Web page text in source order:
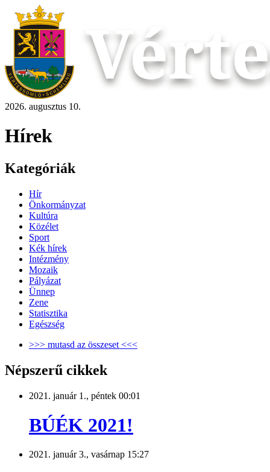
2026. augusztus 10.
Hírek
Kategóriák
Hír
Önkormányzat
Kultúra
Közélet
Sport
Kék hírek
Intézmény
Mozaik
Pályázat
Ünnep
Zene
Statisztika
Egészség
>>> mutasd az összeset <<<
Népszerű cikkek
2021. január 1., péntek 00:01
BÚÉK 2021!
2021. január 3., vasárnap 15:27